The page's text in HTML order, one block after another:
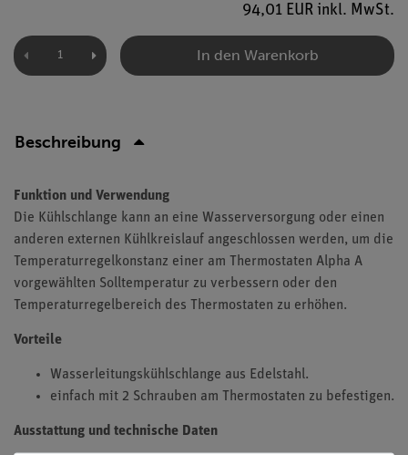
94,01 EUR inkl. MwSt.
In den Warenkorb
Beschreibung
Funktion und Verwendung
Die Kühlschlange kann an eine Wasserversorgung oder einen
anderen externen Kühlkreislauf angeschlossen werden, um die
Temperaturregelkonstanz einer am Thermostaten Alpha A
vorgewählten Solltemperatur zu verbessern oder den
Temperaturregelbereich des Thermostaten zu erhöhen.
Vorteile
Wasserleitungskühlschlange aus Edelstahl.
einfach mit 2 Schrauben am Thermostaten zu befestigen.
Ausstattung und technische Daten